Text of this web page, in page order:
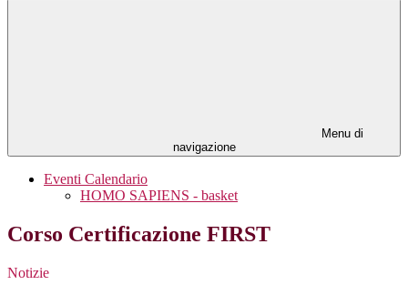
Menu di
navigazione
Eventi Calendario
HOMO SAPIENS - basket
Corso Certificazione FIRST
Notizie